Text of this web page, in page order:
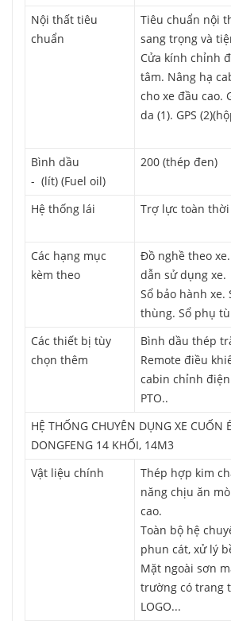
Nội thất tiêu
chuẩn
Tiêu chuẩn nội
sang trọng và
Cửa kính chỉnh
tâm. Nâng hạ
cho xe đầu cao.
da (1). GPS
Bình dầu
- (lít) (Fuel oil)
200 (thép đen)
Hệ thống lái Trợ lực toàn
Các hạng mục
kèm theo
Đồ nghề theo
dẫn sử dụng xe.
Sổ bảo hành xe.
thùng. Sổ phụ
Các thiết bị tùy
chọn thêm
Bình dầu thép
Remote điều
cabin chỉnh
PTO..
HỆ THỐNG CHUYÊN DỤNG XE CUỐN
DONGFENG 14 KHỐI, 14M3
Vật liệu chính
Thép hợp kim
năng chịu ăn
cao.
Toàn bộ hệ
phun cát, xử lý
Mặt ngoài sơn
trường có trang
LOGO...